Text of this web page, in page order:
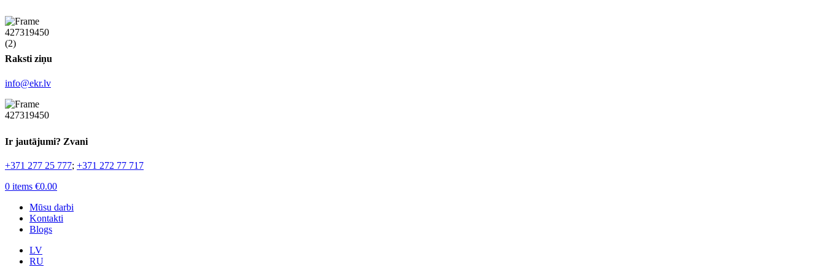
Raksti ziņu
info@ekr.lv
Ir jautājumi? Zvani
+371 277 25 777; +371 272 77 717
0 items €0.00
Mūsu darbi
Kontakti
Blogs
LV
RU